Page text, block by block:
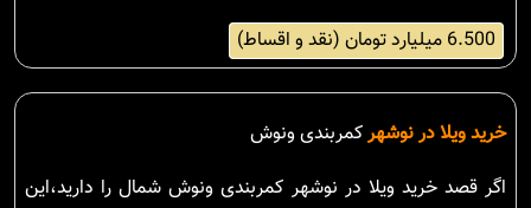
6.500 میلیارد تومان (نقد و اقساط)
خرید ویلا در نوشهرکمربندی ونوش
اگر قصد خرید ویلا در نوشهر کمربندی ونوش شمال را دارید،این